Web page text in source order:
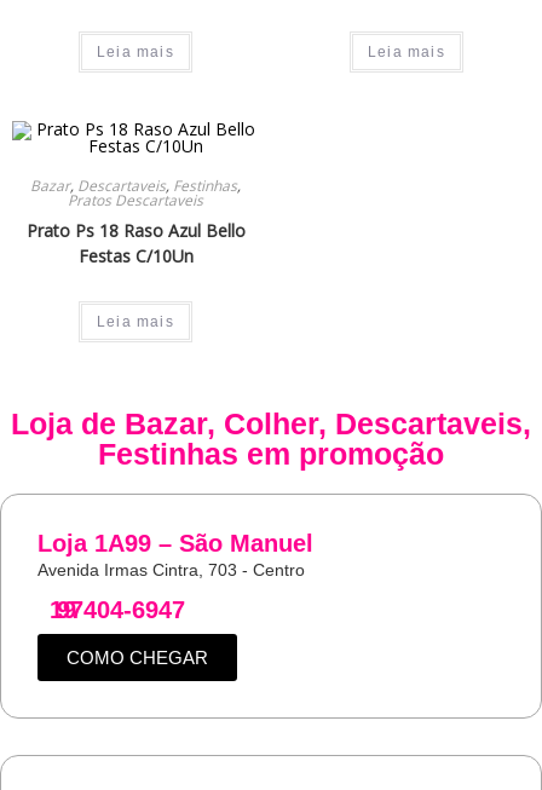
Leia mais Leia mais
Bazar, Descartaveis, Festinhas,
Pratos Descartaveis
Prato Ps 18 Raso Azul Bello
Festas C/10Un
Leia mais
Loja de Bazar, Colher, Descartaveis,
Festinhas em promoção
Loja 1A99 – São Manuel
Avenida Irmas Cintra, 703 - Centro
19
97404-6947
COMO CHEGAR